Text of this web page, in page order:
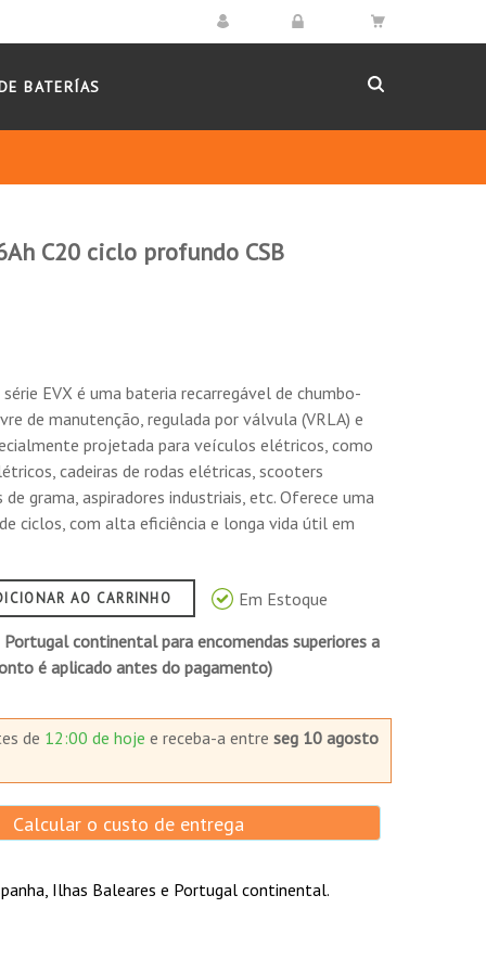
BATERÍAS
C20 ciclo profundo CSB
EVX é uma bateria recarregável de chumbo-
de manutenção, regulada por válvula (VRLA) e
projetada para veículos elétricos, como
cadeiras de rodas elétricas, scooters
grama, aspiradores industriais, etc. Oferece uma
ciclos, com alta eficiência e longa vida útil em
AO CARRINHO
Em Estoque
continental para encomendas superiores a
é aplicado antes do pagamento)
de 12:00 de hoje e receba-a entre seg 10 agosto
Calcular o custo de entrega
Ilhas Baleares e Portugal continental.